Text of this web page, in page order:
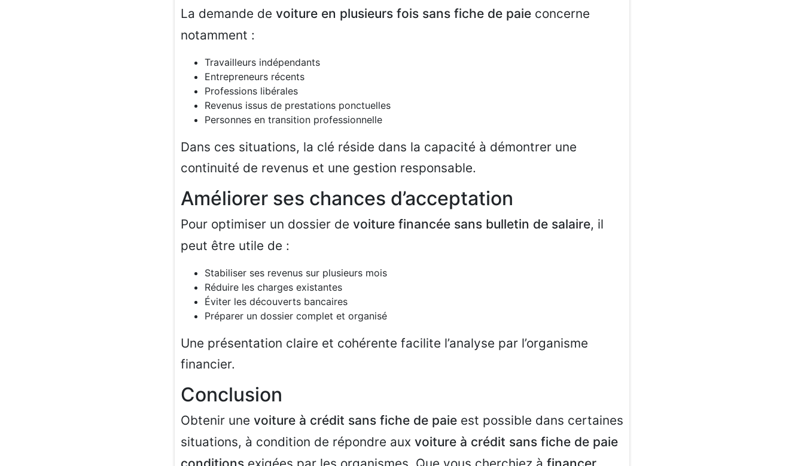
La demande de voiture en plusieurs fois sans fiche de paie concerne
notamment :
Travailleurs indépendants
Entrepreneurs récents
Professions libérales
Revenus issus de prestations ponctuelles
Personnes en transition professionnelle
Dans ces situations, la clé réside dans la capacité à démontrer une
continuité de revenus et une gestion responsable.
Améliorer ses chances d’acceptation
Pour optimiser un dossier de voiture financée sans bulletin de salaire, il
peut être utile de :
Stabiliser ses revenus sur plusieurs mois
Réduire les charges existantes
Éviter les découverts bancaires
Préparer un dossier complet et organisé
Une présentation claire et cohérente facilite l’analyse par l’organisme
financier.
Conclusion
Obtenir une voiture à crédit sans fiche de paie est possible dans certaines
situations, à condition de répondre aux voiture à crédit sans fiche de paie